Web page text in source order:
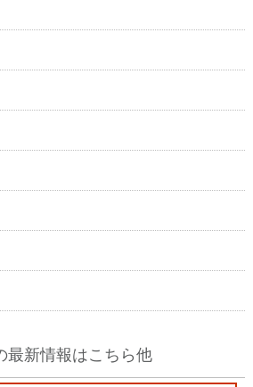
最新情報はこちら他